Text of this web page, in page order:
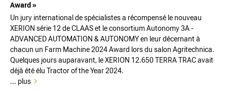
Award »
Un jury international de spécialistes a récompensé le nouveau
XERION série 12 de CLAAS et le consortium Autonomy 3A -
ADVANCED AUTOMATION & AUTONOMY en leur décernant à
chacun un Farm Machine 2024 Award lors du salon Agritechnica.
Quelques jours auparavant, le XERION 12.650 TERRA TRAC avait
déjà été élu Tractor of the Year 2024.
... plus